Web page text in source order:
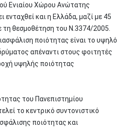
Ενιαίου Χώρου Ανώτατης
ενταχθεί και η Ελλάδα, μαζί με 45
θεσμοθέτηση του Ν.3374/2005.
ποιότητας είναι το υψηλό
απέναντι στους φοιτητές
υψηλής ποιότητας
του Πανεπιστημίου
το κεντρικό συντονιστικό
ποιότητας και